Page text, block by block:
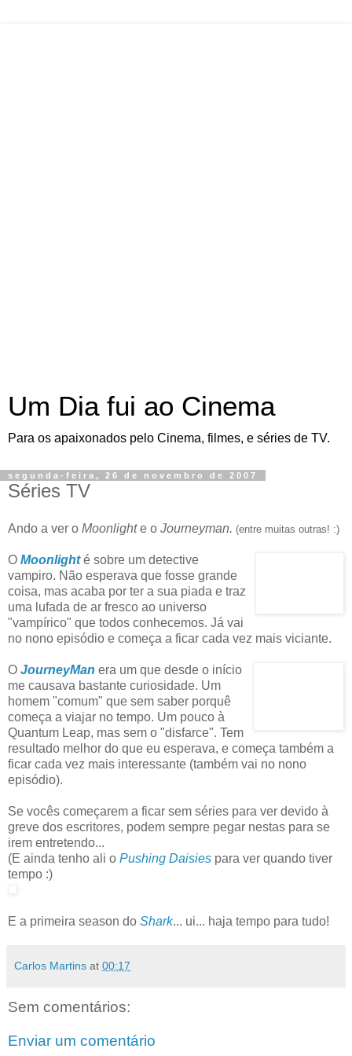
Um Dia fui ao Cinema
Para os apaixonados pelo Cinema, filmes, e séries de TV.
segunda-feira, 26 de novembro de 2007
Séries TV
Ando a ver o Moonlighte o Journeyman. (entre muitas outras! :)
O Moonlight é sobre um detective
vampiro. Não esperava que fosse grande
coisa, mas acaba por ter a sua piada e traz
uma lufada de ar fresco ao universo
"vampírico" que todos conhecemos. Já vai
no nono episódio e começa a ficar cada vez mais viciante.
O JourneyMan era um que desde o início
me causava bastante curiosidade. Um
homem "comum" que sem saber porquê
começa a viajar no tempo. Um pouco à
Quantum Leap, mas sem o "disfarce". Tem
resultado melhor do que eu esperava, e começa também a
ficar cada vez mais interessante (também vai no nono
episódio).
Se vocês começarem a ficar sem séries para ver devido à
greve dos escritores, podem sempre pegar nestas para se
irem entretendo...
(E ainda tenho ali o Pushing Daisies para ver quando tiver
tempo :)
E a primeira season do Shark... ui... haja tempo para tudo!
Carlos Martins at 00:17
Sem comentários:
Enviar um comentário